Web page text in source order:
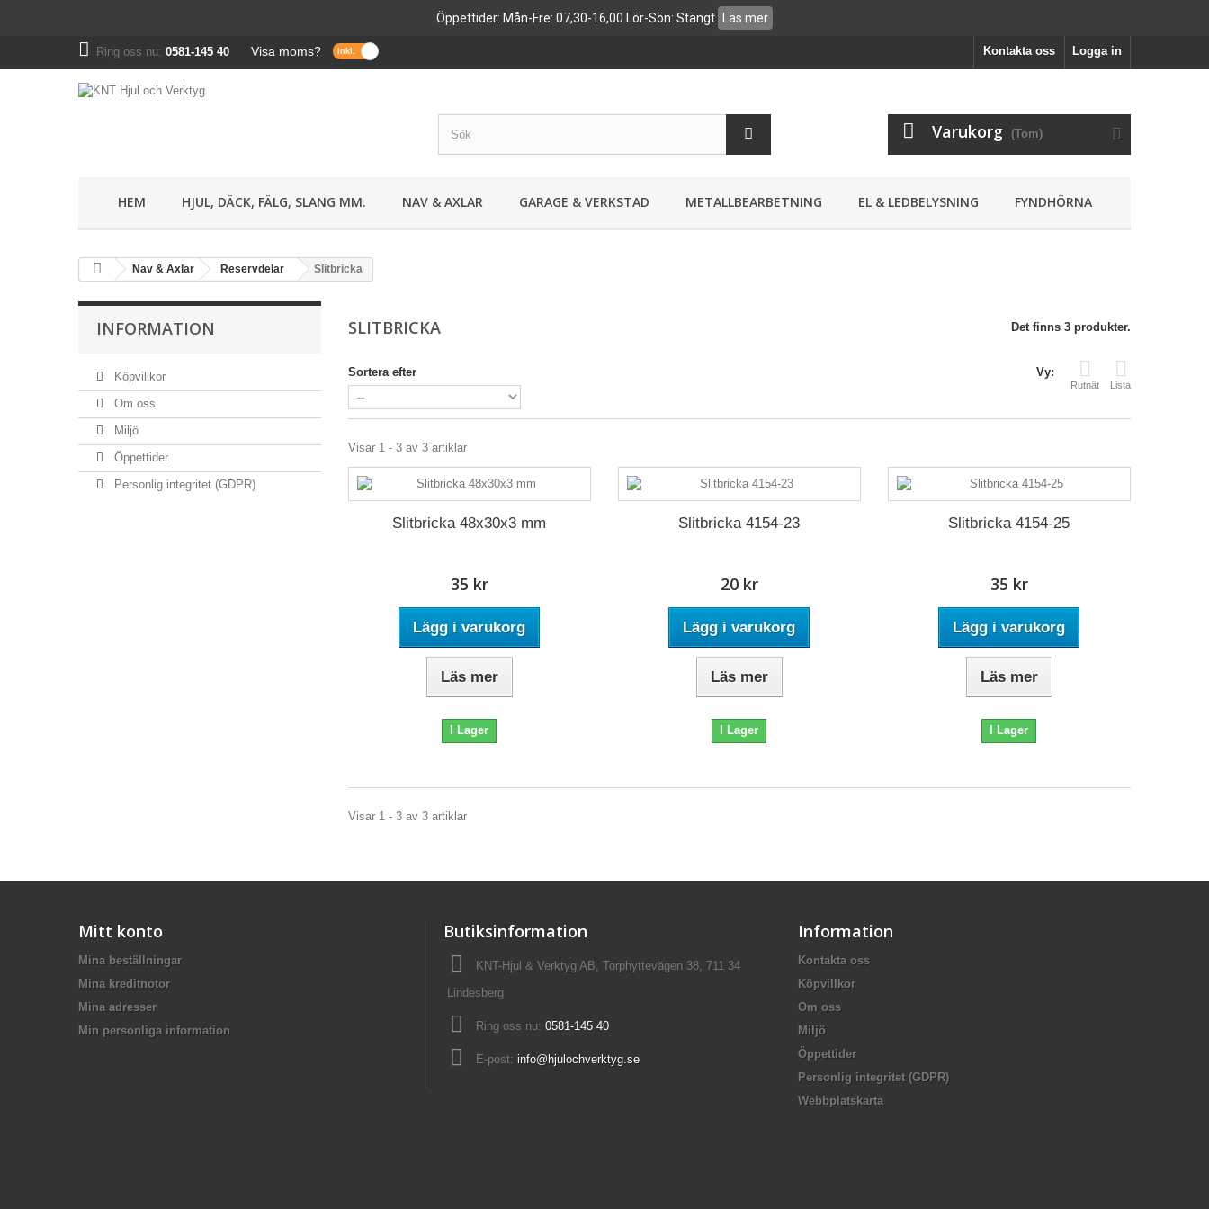
Öppettider: Mån-Fre: 07,30-16,00 Lör-Sön: Stängt Läs mer
Logga in
Kontakta oss
Ring oss nu: 0581-145 40 Visa moms?
Varukorg (Tom)
HEM HJUL, DÄCK, FÄLG, SLANG MM. NAV & AXLAR GARAGE & VERKSTAD METALLBEARBETNING EL & LEDBELYSNING FYNDHÖRNA
Nav & Axlar Reservdelar Slitbricka
INFORMATION
Köpvillkor
Om oss
Miljö
Öppettider
Personlig integritet (GDPR)
SLITBRICKA Det finns 3 produkter.
Vy:
Rutnät Lista
Sortera efter
Visar 1 - 3 av 3 artiklar
Slitbricka 48x30x3 mm
35 kr
Lägg i varukorg
Läs mer
I Lager
Slitbricka 4154-23
20 kr
Lägg i varukorg
Läs mer
I Lager
Slitbricka 4154-25
35 kr
Lägg i varukorg
Läs mer
I Lager
Visar 1 - 3 av 3 artiklar
Mitt konto
Mina beställningar
Mina kreditnotor
Mina adresser
Min personliga information
Butiksinformation
KNT-Hjul & Verktyg AB, Torphyttevägen 38, 711 34
Lindesberg
Ring oss nu: 0581-145 40
E-post: info@hjulochverktyg.se
Information
Kontakta oss
Köpvillkor
Om oss
Miljö
Öppettider
Personlig integritet (GDPR)
Webbplatskarta